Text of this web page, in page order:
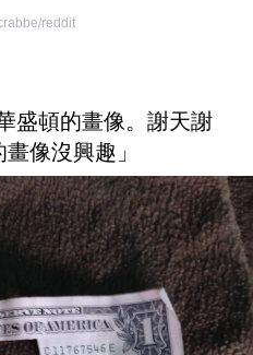
reddit
盛頓的畫像。謝天謝
像沒興趣」